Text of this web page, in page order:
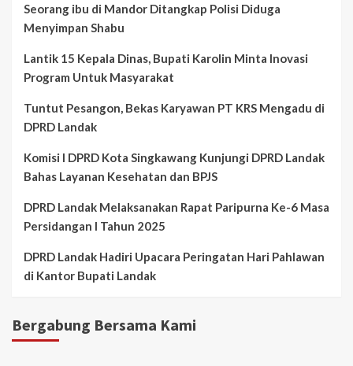
Seorang ibu di Mandor Ditangkap Polisi Diduga
Menyimpan Shabu
Lantik 15 Kepala Dinas, Bupati Karolin Minta Inovasi
Program Untuk Masyarakat
Tuntut Pesangon, Bekas Karyawan PT KRS Mengadu di
DPRD Landak
Komisi I DPRD Kota Singkawang Kunjungi DPRD Landak
Bahas Layanan Kesehatan dan BPJS
DPRD Landak Melaksanakan Rapat Paripurna Ke-6 Masa
Persidangan I Tahun 2025
DPRD Landak Hadiri Upacara Peringatan Hari Pahlawan
di Kantor Bupati Landak
Bergabung Bersama Kami